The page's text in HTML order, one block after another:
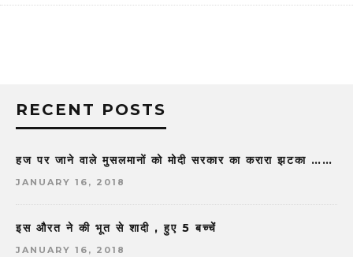
RECENT POSTS
हज पर जाने वाले मुसलमानों को मोदी सरकार का करारा झटका ……
JANUARY 16, 2018
इस औरत ने की भूत से शादी , हुए 5 बच्चें
JANUARY 16, 2018